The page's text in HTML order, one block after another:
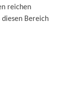
reichen
diesen Bereich